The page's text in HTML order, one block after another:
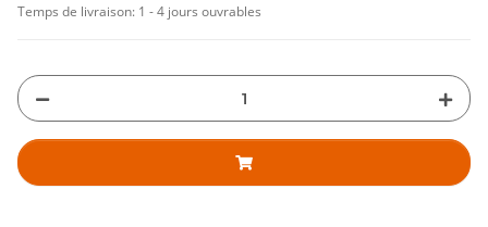
Temps de livraison: 1 - 4 jours ouvrables